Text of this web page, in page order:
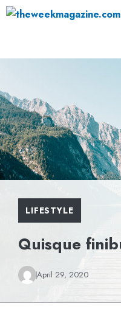
Skip
LIFESTYLE
Quisque
April 29, 2020